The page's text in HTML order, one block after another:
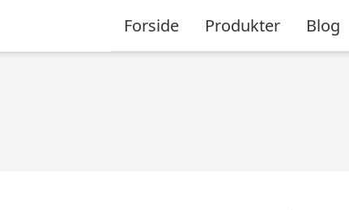
Forside Produkter Blog